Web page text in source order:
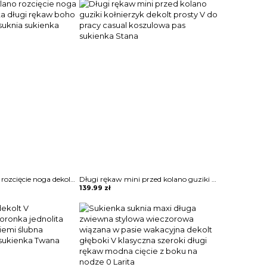
229.99 zł.
139.99 zł.
Mini przed kolano rozcięcie noga dekolt V koronka długi rękaw boho na plażę casual suknia sukienka Liselore Długi rękaw mini przed kolano guziki kołnierzyk dekolt prosty V do pracy casual koszulowa pas sukienka Stana
139.99 zł